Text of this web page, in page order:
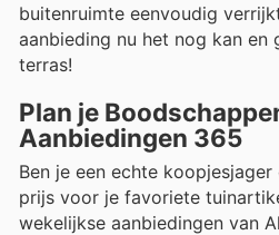
buitenruimte eenvoudig
aanbieding nu het nog kan en
terras!
Plan je
Aanbiedingen 365
Ben je een echte
prijs voor je favoriete
wekelijkse aanbiedingen van